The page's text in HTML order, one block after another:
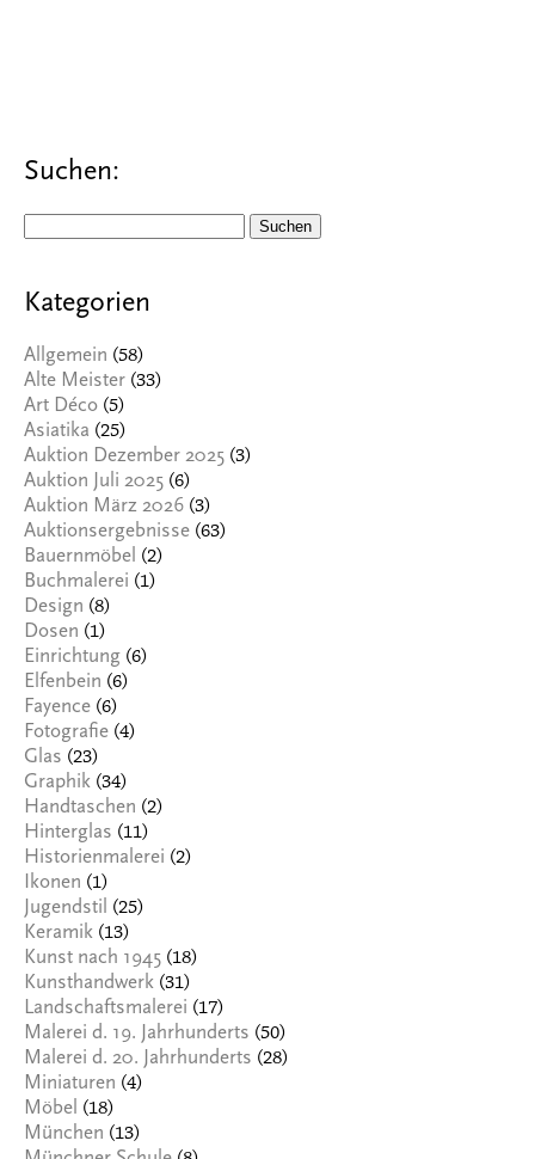
Suchen:
Kategorien
Allgemein (58)
Alte Meister (33)
Art Déco (5)
Asiatika (25)
Auktion Dezember 2025 (3)
Auktion Juli 2025 (6)
Auktion März 2026 (3)
Auktionsergebnisse (63)
Bauernmöbel (2)
Buchmalerei (1)
Design (8)
Dosen (1)
Einrichtung (6)
Elfenbein (6)
Fayence (6)
Fotografie (4)
Glas (23)
Graphik (34)
Handtaschen (2)
Hinterglas (11)
Historienmalerei (2)
Ikonen (1)
Jugendstil (25)
Keramik (13)
Kunst nach 1945 (18)
Kunsthandwerk (31)
Landschaftsmalerei (17)
Malerei d. 19. Jahrhunderts (50)
Malerei d. 20. Jahrhunderts (28)
Miniaturen (4)
Möbel (18)
München (13)